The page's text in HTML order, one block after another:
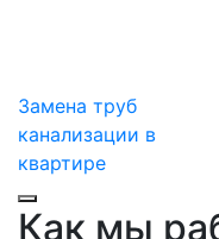
Замена труб
канализации в
квартире
Как мы